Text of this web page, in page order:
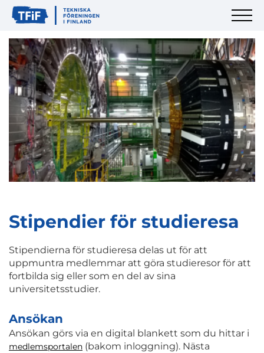
Stipendier för studieresa
Stipendierna för studieresa delas ut för att
uppmuntra medlemmar att göra studieresor för att
fortbilda sig eller som en del av sina
universitetsstudier.
Ansökan
Ansökan görs via en digital blankett som du hittar i
medlemsportalen (bakom inloggning). Nästa